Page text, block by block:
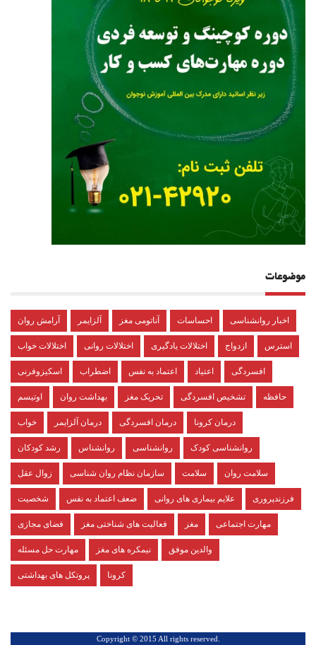
موضوعات
آرامش روان آلزایمر آناتومی مغز احساسات اخبار روانشناسی
اختلالات خواب اختلالات روانی اختلالات یادگیری ازدواج استرس
اسکیزوفرنی اضطراب اعتماد به نفس اعتیاد افسردگی
اوتیسم بهداشت روان تحریک مغز تشخیص افسردگی حافظه
خواب درمان آلزایمر درمان افسردگی درمان کرونا
رشد کودکان روانشناس روانشناسی روانشناسی کودک
زوال عقل سازمان نظام روان شناسی سلامت سلامت روان
شخصیت ضعف اعتماد به نفس علایم بیماری های روانی فرزندپروری
فضای مجازی فعالیت های شناختی مغز مغز مهارت اجتماعی
مهارت حل مسئله نیمکره های مغز والدین موفق
پروتکل های بهداشتی کرونا
.Copyright © 2015 All rights reserved